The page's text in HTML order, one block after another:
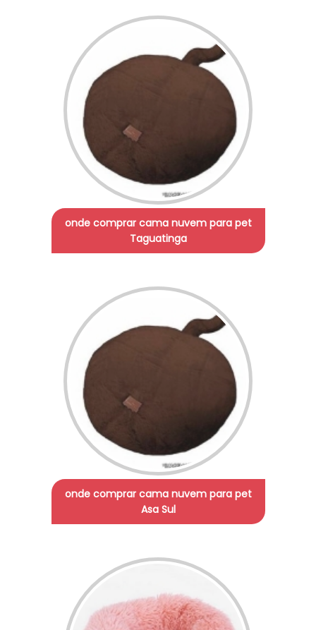
onde comprar cama nuvem para pet
Taguatinga
onde comprar cama nuvem para pet
Asa Sul